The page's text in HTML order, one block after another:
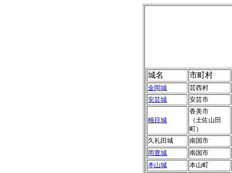
城名 市町村
金岡城
芸西村
安芸城 安芸市
楠目城
香美市
（土佐山田
町）
久礼田城 南国市
岡豊城 南国市
本山城 本山町